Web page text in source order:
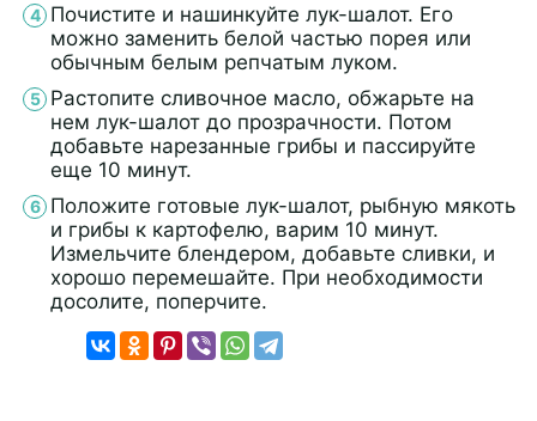
Почистите и нашинкуйте лук-шалот. Его
можно заменить белой частью порея или
обычным белым репчатым луком.
Растопите сливочное масло, обжарьте на
нем лук-шалот до прозрачности. Потом
добавьте нарезанные грибы и пассируйте
еще 10 минут.
Положите готовые лук-шалот, рыбную мякоть
и грибы к картофелю, варим 10 минут.
Измельчите блендером, добавьте сливки, и
хорошо перемешайте. При необходимости
досолите, поперчите.